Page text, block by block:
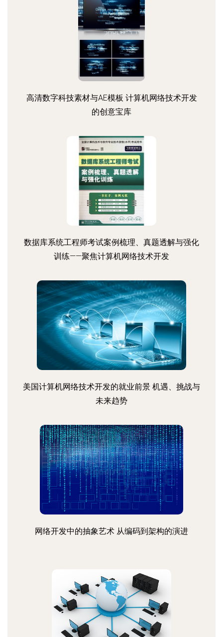
高清数字科技素材与AE模板 计算机网络技术开发
的创意宝库
数据库系统工程师考试案例梳理、真题透解与强化
训练——聚焦计算机网络技术开发
美国计算机网络技术开发的就业前景 机遇、挑战与
未来趋势
网络开发中的抽象艺术 从编码到架构的演进